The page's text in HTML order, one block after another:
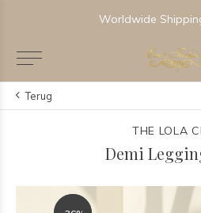
Worldwide
Terug
THE LOLA
Demi